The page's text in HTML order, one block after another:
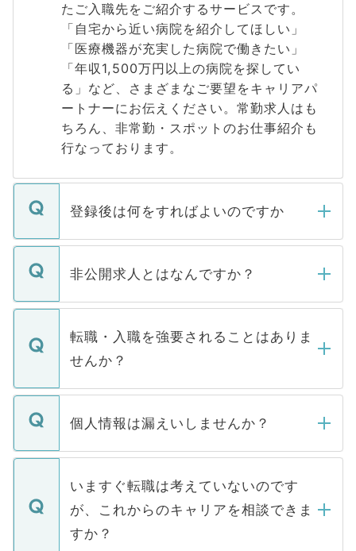
たご入職先をご紹介するサービスです。
「自宅から近い病院を紹介してほしい」
「医療機器が充実した病院で働きたい」
「年収1,500万円以上の病院を探してい
る」など、さまざまなご要望をキャリアパ
ートナーにお伝えください。常勤求人はも
ちろん、非常勤・スポットのお仕事紹介も
行なっております。
登録後は何をすればよいのですか
ご登録いただきましたら、弊社担当者がご
登録内容を確認し、その後メールもしくは
ます。通常、5営業日以内にはご連絡をせて
いただきますので、しばらくお待ちくださ
非公開求人とはなんですか？
マイナビDOCTORで取り扱っている求人の
うち約3割は、Webサイトからご覧いただ
けない「非公開求人」です。非公開求人は
下記の理由によって、一般には公開してい
ません。
■応募殺到を避けるため 人気のある医療機
関を公にしてしまうと、応募が殺到する場
に、医療機関が求める条件に合った人材の
みを人材紹介会社に依頼するケースが増え
ています。
転職・入職を強要されることはありま
せんか？
転職・入職を強要することは一切ありませ
ん。また、仮に応募先から内定をいただい
定を承諾する必要はありません。内定先へ
の辞退の連絡はキャリアパートナーが行い
個人情報は漏えいしませんか？
個人情報が漏えいすることはありませんの
で、ご安心ください。当サイトからの登録
などで収集したご登録者様の個人情報は、
ご本人のキャリアアップおよび転職活動の
支援を目的に使用いたします。お預かりし
いますぐ転職は考えていないのです
が、これからのキャリアを相談できま
すか？